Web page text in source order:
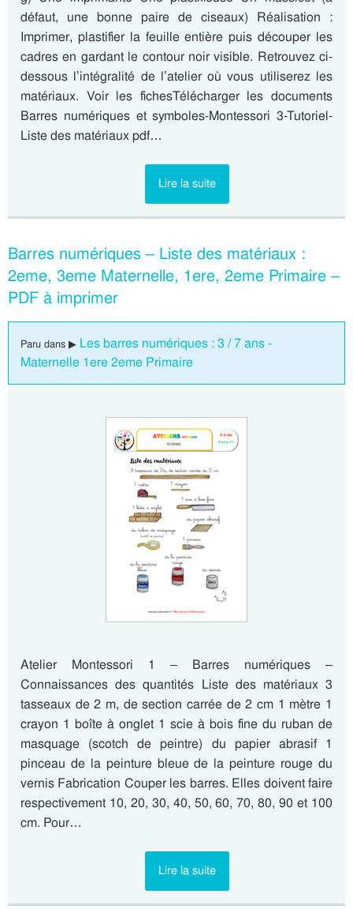
défaut, une bonne paire de ciseaux) Réalisation :
Imprimer, plastifier la feuille entière puis découper les
cadres en gardant le contour noir visible. Retrouvez ci-
dessous l’intégralité de l’atelier où vous utiliserez les
matériaux. Voir les fichesTélécharger les documents
Barres numériques et symboles-Montessori 3-Tutoriel-
Liste des matériaux pdf…
Lire la suite
Barres numériques – Liste des matériaux :
2eme, 3eme Maternelle, 1ere, 2eme Primaire –
PDF à imprimer
Paru dans ▶ Les barres numériques : 3 / 7 ans -
Maternelle 1ere 2eme Primaire
Atelier Montessori 1 – Barres numériques –
Connaissances des quantités Liste des matériaux 3
tasseaux de 2 m, de section carrée de 2 cm 1 mètre 1
crayon 1 boîte à onglet 1 scie à bois fine du ruban de
masquage (scotch de peintre) du papier abrasif 1
pinceau de la peinture bleue de la peinture rouge du
vernis Fabrication Couper les barres. Elles doivent faire
respectivement 10, 20, 30, 40, 50, 60, 70, 80, 90 et 100
cm. Pour…
Lire la suite